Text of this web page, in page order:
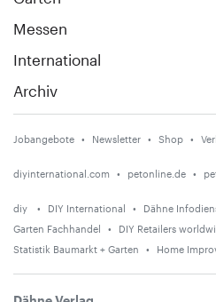
Messen
International
Archiv
Jobangebote Newsletter Shop
diyinternational.com petonline.de
diy DIY International Dähne
Garten Fachhandel
DIY Retailers
Statistik Baumarkt + Garten
Home